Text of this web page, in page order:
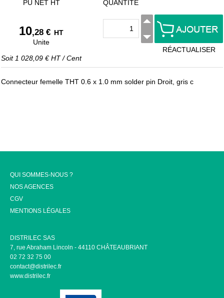
PU NET HT
10,28 € HT
Unite
Soit 1 028,09 € HT/Cent
QUANTITÉ
RÉACTUALISER
Connecteur femelle THT 0.6 x 1.0 mm solder pin Droit, gris c
QUI SOMMES-NOUS ?
NOS AGENCES
CGV
MENTIONS LÉGALES
DISTRILEC SAS
7, rue Abraham Lincoln - 44110 CHÂTEAUBRIANT
02 72 32 75 00
contact@distrilec.fr
www.distrilec.fr